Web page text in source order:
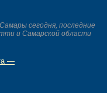
сегодня, последние
и Самарской области
—